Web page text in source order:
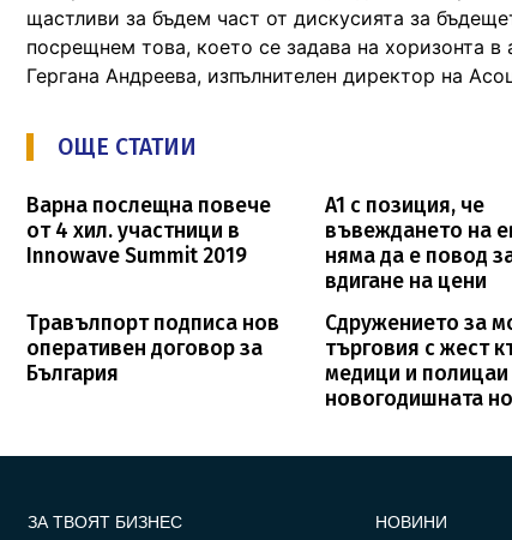
щастливи за бъдем част от дискусията за
посрещнем това, което се задава на хоризонта в
Гергана Андреева, изпълнителен директор на
ОЩЕ СТАТИИ
Варна послещна повече
от 4 хил. участници в
Innowave Summit 2019
A1 с позиция, че
въвеждането на
няма да е повод
вдигане на цени
Травълпорт подписа нов
оперативен договор за
България
Сдружението за
търговия с жест
медици и полицаи
новогодишната
ЗА ТВОЯТ БИЗНЕС
НОВИНИ